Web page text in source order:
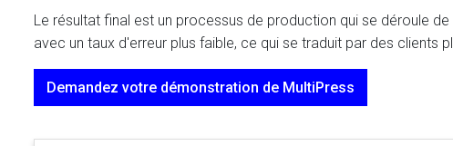
Le résultat final est un processus de production qui se déroule
avec un taux d'erreur plus faible, ce qui se traduit par des clients
Demandez votre démonstration de MultiPress